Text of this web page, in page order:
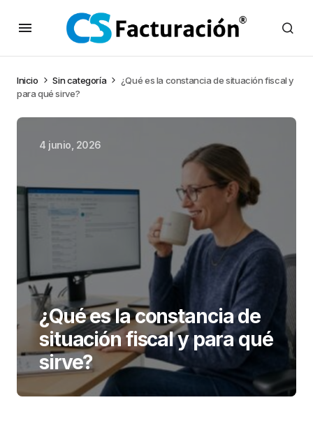
Inicio Sin categoría
¿Qué es la constancia de situación fiscal y
para qué sirve?
4 junio, 2026
¿Qué es la constancia de
situación fiscal y para qué
sirve?